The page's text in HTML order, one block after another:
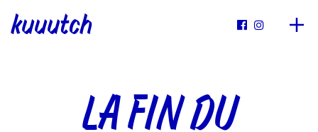
kuuutch  
LA FIN DU